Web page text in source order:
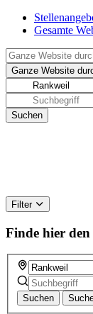
Gesamte
Filter
Finde hier
Suchen